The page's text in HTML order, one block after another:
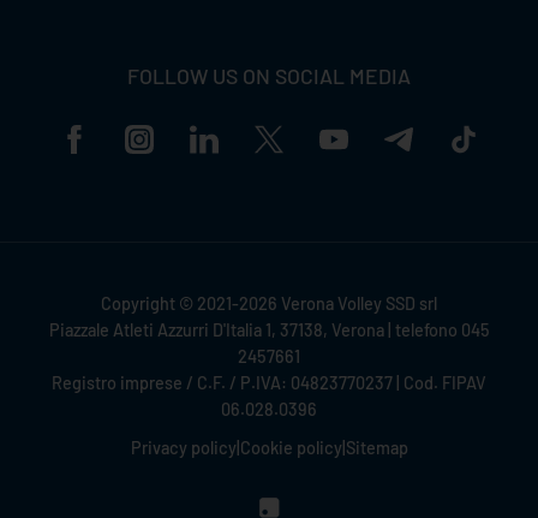
FOLLOW US ON SOCIAL MEDIA
Copyright © 2021-2026 Verona Volley SSD srl
Piazzale Atleti Azzurri D'Italia 1, 37138, Verona | telefono 045
2457661
Registro imprese / C.F. / P.IVA: 04823770237 | Cod. FIPAV
06.028.0396
Privacy policy Cookie policy Sitemap